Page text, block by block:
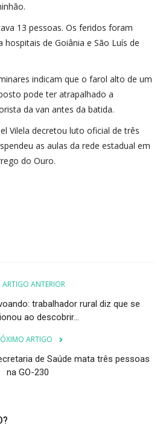
13 pessoas. Os feridos foram
hospitais de Goiânia e São Luís de
indicam que o farol alto de um
pode ter atrapalhado a
da van antes da batida.
Vilela decretou luto oficial de três
as aulas da rede estadual em
do Ouro.
ARTIGO ANTERIOR
trabalhador rural diz que se
ao descobrir...
ARTIGO
de Saúde mata três pessoas
na GO-230